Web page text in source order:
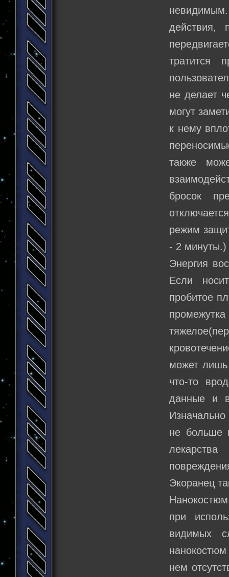
действия,
тратится
не делает
могут
к нему
также
бросок
режим
- 2 минуты.)
Энергия
Если
пробитое
может
что-то
данные и
не больше
Экоранец
при
видимых
нанокостюм
нем